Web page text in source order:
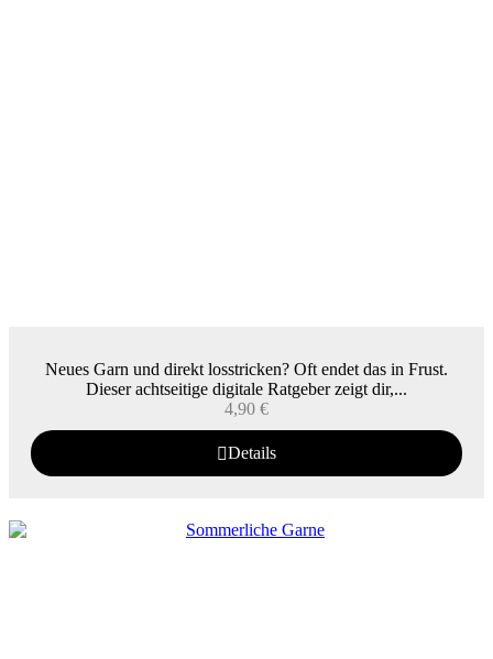
Neues Garn und direkt losstricken? Oft endet das in Frust.
Dieser achtseitige digitale Ratgeber zeigt dir,...
4,90 €
Details